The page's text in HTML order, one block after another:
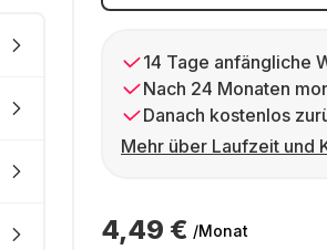
14 Tage anfängliche
Nach 24 Monaten
Danach kostenlos
Mehr über Laufzeit und
4,49 € /Monat